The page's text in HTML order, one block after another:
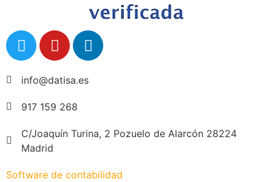
info@datisa.es
917 159 268
C/Joaquín Turina, 2 Pozuelo de Alarcón 28224
Madrid
Software de contabilidad